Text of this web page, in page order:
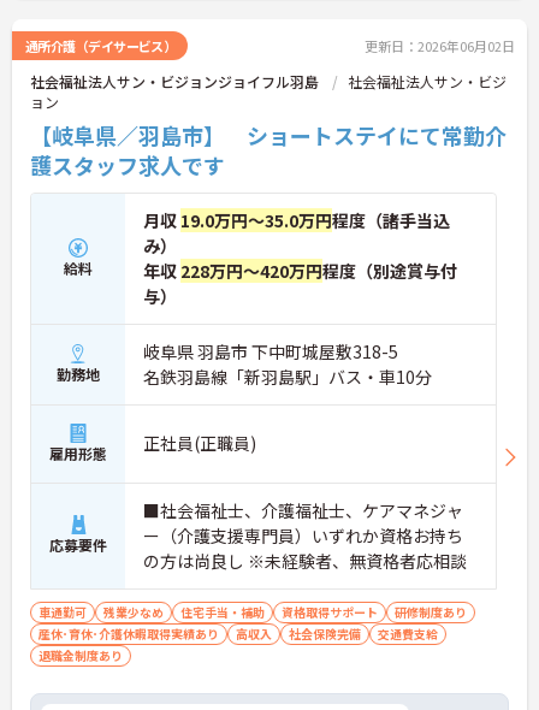
通所介護（デイサービス） 更新日：2026年06月02日
社会福祉法人サン・ビジョンジョイフル羽島
社会福祉法人サン・ビジ
ョン
【岐阜県／羽島市】 ショートステイにて常勤介
護スタッフ求人です
給料
月収 19.0万円～35.0万円程度（諸手当込
み）
年収 228万円～420万円程度（別途賞与付
与）
勤務地
岐阜県 羽島市 下中町城屋敷318-5
名鉄羽島線「新羽島駅」バス・車10分
雇用形態 正社員(正職員)
応募要件
■社会福祉士、介護福祉士、ケアマネジャ
ー（介護支援専門員）いずれか資格お持ち
の方は尚良し ※未経験者、無資格者応相談
車通勤可 残業少なめ 住宅手当・補助 資格取得サポート
研修制度あり
産休･育休･介護休暇取得実績あり
高収入 社会保険完備
交通費支給
退職金制度あり